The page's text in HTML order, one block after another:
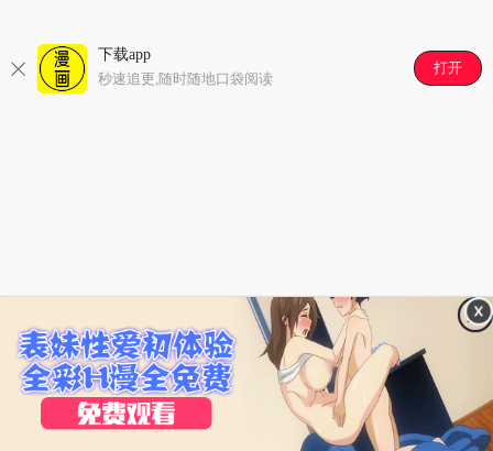
开始阅读
下载app
好漫画,为看漫画的人而生
秒速追更,随时随地口袋阅读
打开